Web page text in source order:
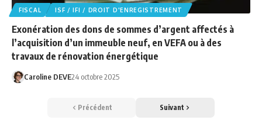
FISCAL ISF / IFI / DROIT D'ENREGISTREMENT
Exonération des dons de sommes d’argent affectés à
l’acquisition d’un immeuble neuf, en VEFA ou à des
travaux de rénovation énergétique
Caroline DEVE24 octobre 2025
Précédent Suivant